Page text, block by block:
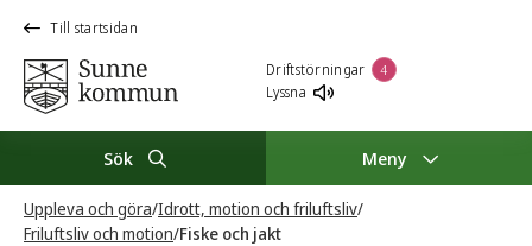
Till startsidan
Driftstörningar 4
Lyssna
Sök Meny
Uppleva och göra/Idrott, motion och friluftsliv/
Friluftsliv och motion/Fiske och jakt